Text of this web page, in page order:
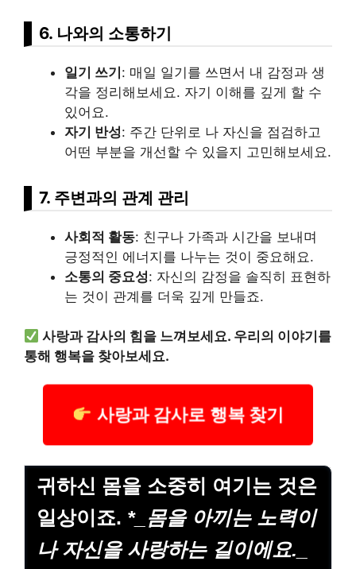
6. 나와의 소통하기
일기 쓰기: 매일 일기를 쓰면서 내 감정과 생
각을 정리해보세요. 자기 이해를 깊게 할 수
있어요.
자기 반성: 주간 단위로 나 자신을 점검하고
어떤 부분을 개선할 수 있을지 고민해보세요.
7. 주변과의 관계 관리
사회적 활동: 친구나 가족과 시간을 보내며
긍정적인 에너지를 나누는 것이 중요해요.
소통의 중요성: 자신의 감정을 솔직히 표현하
는 것이 관계를 더욱 깊게 만들죠.
사랑과 감사의 힘을 느껴보세요. 우리의 이야기를
통해 행복을 찾아보세요.
사랑과 감사로 행복 찾기
귀하신 몸을 소중히 여기는 것은
일상이죠. *_몸을 아끼는 노력이
나 자신을 사랑하는 길이에요._